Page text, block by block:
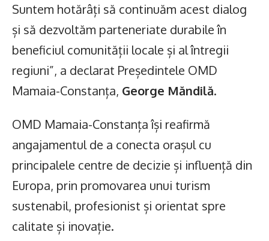
Suntem hotărâți să continuăm acest dialog
și să dezvoltăm parteneriate durabile în
beneficiul comunității locale și al întregii
regiuni”, a declarat Președintele OMD
Mamaia-Constanța, George Măndilă.
OMD Mamaia-Constanța își reafirmă
angajamentul de a conecta orașul cu
principalele centre de decizie și influență din
Europa, prin promovarea unui turism
sustenabil, profesionist și orientat spre
calitate și inovație.